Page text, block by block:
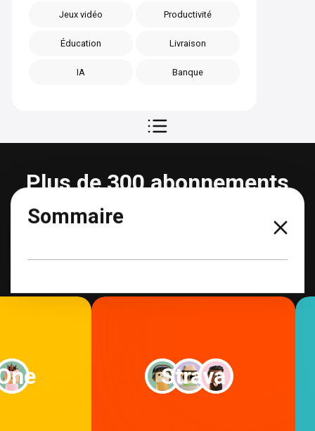
Jeux vidéo Productivité
Éducation Livraison
IA Banque
Sommaire
Plus de 300 abonnements
partageables
Strava